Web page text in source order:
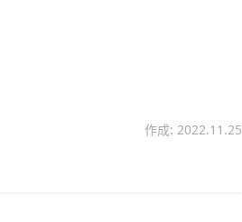
作成: 2022.11.25